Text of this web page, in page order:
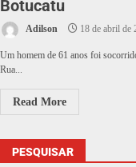
Botucatu
Adilson 18 de abril de
Um homem de 61 anos foi
Rua...
Read More
PESQUISAR